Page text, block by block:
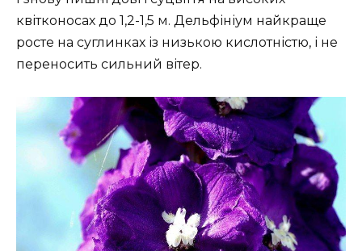
квітконосах до 1,2-1,5 м. Дельфініум найкраще
росте на суглинках із низькою кислотністю, і не
переносить сильний вітер.